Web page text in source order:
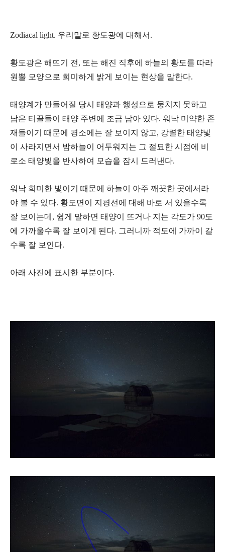
Zodiacal light. 우리말로 황도광에 대해서.
황도광은 해뜨기 전, 또는 해진 직후에 하늘의 황도를 따라
원뿔 모양으로 희미하게 밝게 보이는 현상을 말한다.
태양계가 만들어질 당시 태양과 행성으로 뭉치지 못하고
남은 티끌들이 태양 주변에 조금 남아 있다. 워낙 미약한 존
재들이기 때문에 평소에는 잘 보이지 않고, 강렬한 태양빛
이 사라지면서 밤하늘이 어두워지는 그 절묘한 시점에 비
로소 태양빛을 반사하여 모습을 잠시 드러낸다.
워낙 희미한 빛이기 때문에 하늘이 아주 깨끗한 곳에서라
야 볼 수 있다. 황도면이 지평선에 대해 바로 서 있을수록
잘 보이는데, 쉽게 말하면 태양이 뜨거나 지는 각도가 90도
에 가까울수록 잘 보이게 된다. 그러니까 적도에 가까이 갈
수록 잘 보인다.
아래 사진에 표시한 부분이다.